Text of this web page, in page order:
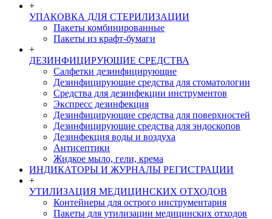
+
УПАКОВКА ДЛЯ СТЕРИЛИЗАЦИИ
Пакеты комбинированные
Пакеты из крафт-бумаги
+
ДЕЗИНФИЦИРУЮЩИЕ СРЕДСТВА
Салфетки дезинфицирующие
Дезинфицирующие средства для стоматологии
Средства для дезинфекции инструментов
Экспресс дезинфекция
Дезинфицирующие средства для поверхностей
Дезинфицирующие средства для эндоскопов
Дезинфекция воды и воздуха
Антисептики
Жидкое мыло, гели, крема
ИНДИКАТОРЫ И ЖУРНАЛЫ РЕГИСТРАЦИИ
+
УТИЛИЗАЦИЯ МЕДИЦИНСКИХ ОТХОДОВ
Контейнеры для острого инструментария
Пакеты для утилизации медицинских отходов